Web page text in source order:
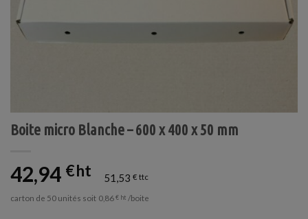
Boite micro Blanche – 600 x 400 x 50 mm
42,94 € 51,53 €
carton de 50 unités soit 0,86€ /boite